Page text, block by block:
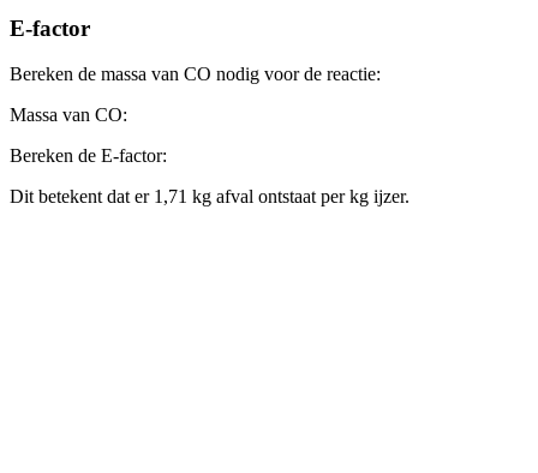
E-factor
Bereken de massa van CO nodig voor de reactie:
Massa van CO:
Bereken de E-factor:
Dit betekent dat er 1,71 kg afval ontstaat per kg ijzer.